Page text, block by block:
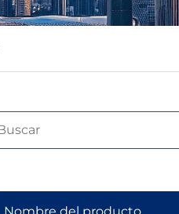
Nombre del producto